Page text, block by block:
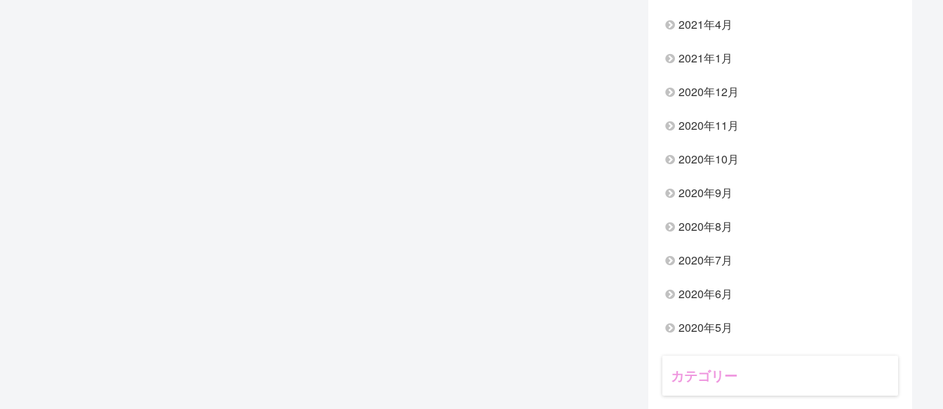
2021年4月
2021年1月
2020年12月
2020年11月
2020年10月
2020年9月
2020年8月
2020年7月
2020年6月
2020年5月
カテゴリー